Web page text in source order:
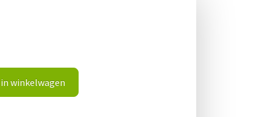
winkelwagen